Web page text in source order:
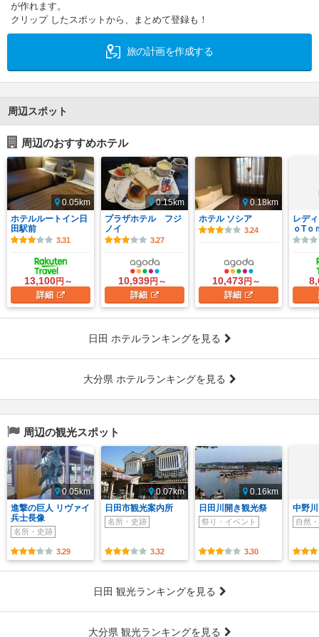
が作れます。
クリップ したスポットから、まとめて登録も！
旅の計画を作成する
周辺スポット
周辺のおすすめホテル
0.05km
ホテルルートイン日
田駅前
3.31
13,100円～
詳細
0.15km
プラザホテル フジ
ノイ
3.27
10,939円～
詳細
0.18km
ホテル ソシア
3.24
10,473円～
詳細
レデ
ｏTｏ
日田 ホテルランキングを見る
大分県 ホテルランキングを見る
周辺の観光スポット
0.05km
進撃の巨人 リヴァイ
兵士長像
名所・史跡
3.29
0.07km
日田市観光案内所
名所・史跡
3.32
0.16km
日田川開き観光祭
祭り・イベント
3.30
中野川
自然
日田 観光ランキングを見る
大分県 観光ランキングを見る